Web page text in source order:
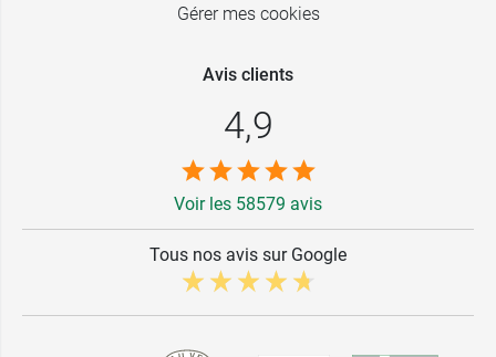
Gérer mes cookies
Avis clients
4,9
Voir les 58579 avis
Tous nos avis sur Google